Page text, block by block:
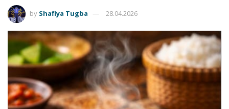
by Shafiya Tugba 28.04.2026